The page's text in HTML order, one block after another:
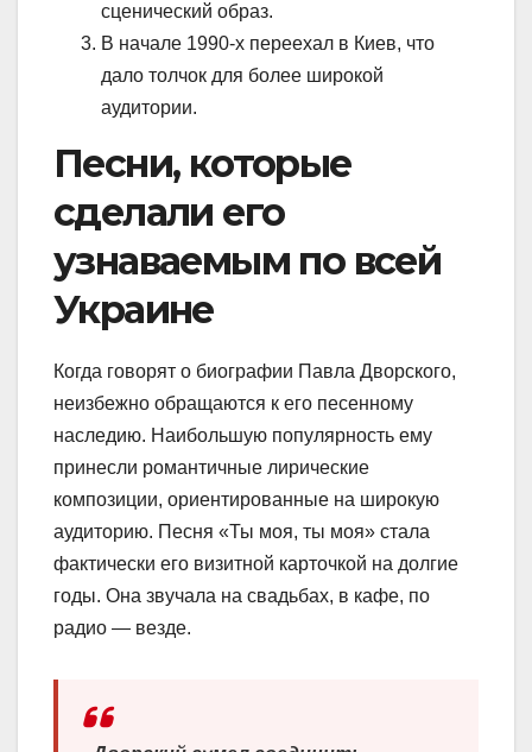
сценический образ.
В начале 1990-х переехал в Киев, что
дало толчок для более широкой
аудитории.
Песни, которые
сделали его
узнаваемым по всей
Украине
Когда говорят о биографии Павла Дворского,
неизбежно обращаются к его песенному
наследию. Наибольшую популярность ему
принесли романтичные лирические
композиции, ориентированные на широкую
аудиторию. Песня «Ты моя, ты моя» стала
фактически его визитной карточкой на долгие
годы. Она звучала на свадьбах, в кафе, по
радио — везде.